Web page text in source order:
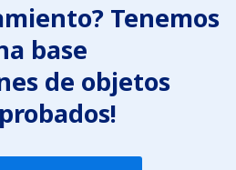
Tenemos
base
de objetos